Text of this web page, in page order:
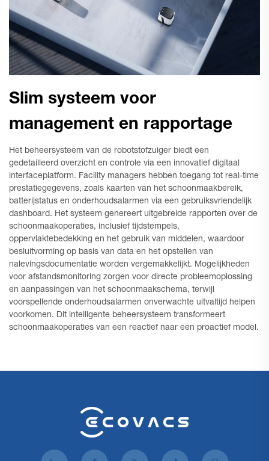
Slim systeem voor
management en rapportage
Het beheersysteem van de robotstofzuiger biedt een
gedetailleerd overzicht en controle via een innovatief digitaal
interfaceplatform. Facility managers hebben toegang tot real-time
prestatiegegevens, zoals kaarten van het schoonmaakbereik,
batterijstatus en onderhoudsalarmen via een gebruiksvriendelijk
dashboard. Het systeem genereert uitgebreide rapporten over de
schoonmaakoperaties, inclusief tijdstempels,
oppervlaktebedekking en het gebruik van middelen, waardoor
besluitvorming op basis van data en het opstellen van
nalevingsdocumentatie worden vergemakkelijkt. Mogelijkheden
voor afstandsmonitoring zorgen voor directe probleemoplossing
en aanpassingen van het schoonmaakschema, terwijl
voorspellende onderhoudsalarmen onverwachte uitvaltijd helpen
voorkomen. Dit intelligente beheersysteem transformeert
schoonmaakoperaties van een reactief naar een proactief model.